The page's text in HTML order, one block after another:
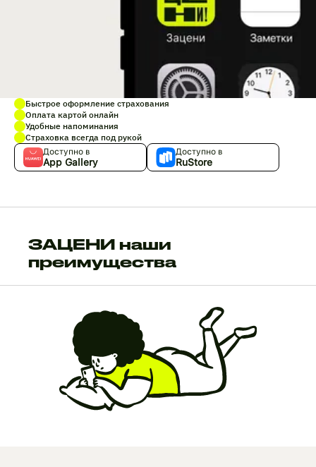
Быстрое оформление страхования
Оплата картой онлайн
Удобные напоминания
Страховка всегда под рукой
Доступно в
App Gallery
Доступно в
RuStore
ЗАЦЕНИ наши
преимущества